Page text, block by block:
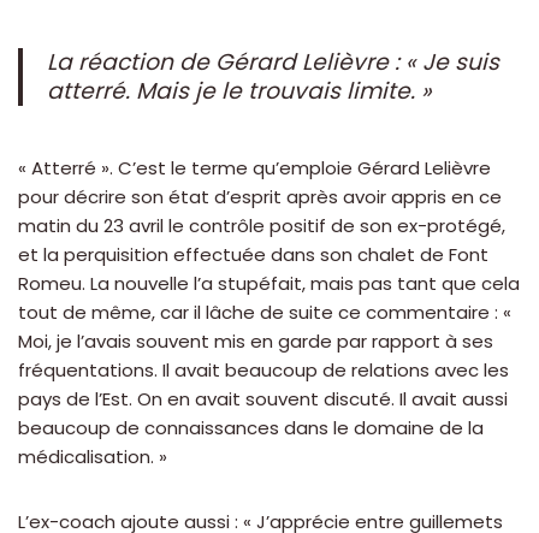
La réaction de Gérard Lelièvre : « Je suis
atterré. Mais je le trouvais limite. »
« Atterré ». C’est le terme qu’emploie Gérard Lelièvre
pour décrire son état d’esprit après avoir appris en ce
matin du 23 avril le contrôle positif de son ex-protégé,
et la perquisition effectuée dans son chalet de Font
Romeu. La nouvelle l’a stupéfait, mais pas tant que cela
tout de même, car il lâche de suite ce commentaire : «
Moi, je l’avais souvent mis en garde par rapport à ses
fréquentations. Il avait beaucoup de relations avec les
pays de l’Est. On en avait souvent discuté. Il avait aussi
beaucoup de connaissances dans le domaine de la
médicalisation. »
L’ex-coach ajoute aussi : « J’apprécie entre guillemets